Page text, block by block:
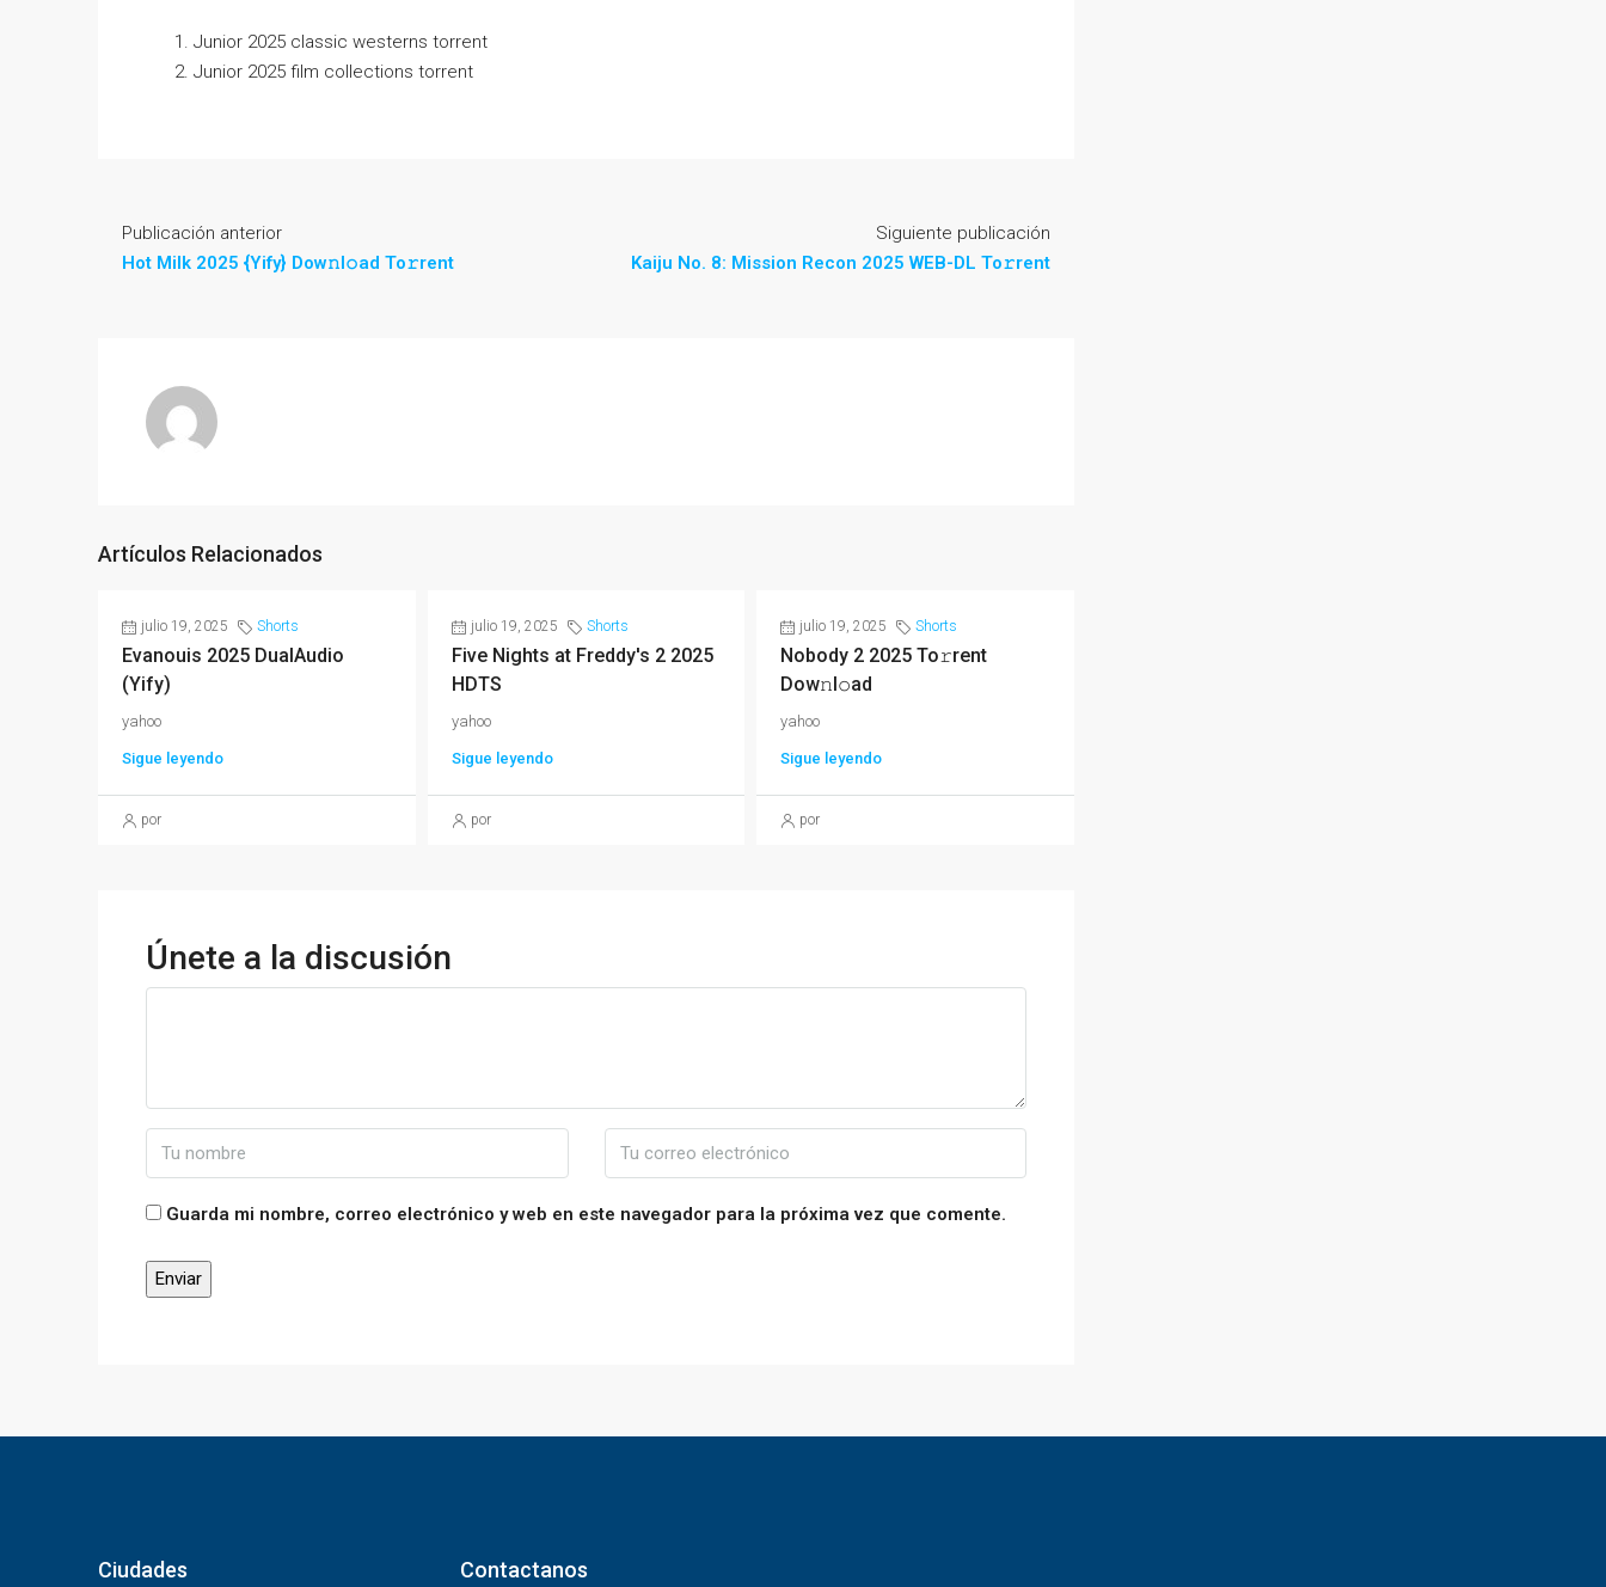
Junior 2025 classic westerns torrent
Junior 2025 film collections torrent
Publicación anterior
Hot Milk 2025 {Yify} Dow𝚗l𝚘ad To𝚛rent
Siguiente publicación
Kaiju No. 8: Mission Recon 2025 WEB-DL To𝚛rent
Artículos Relacionados
julio 19, 2025 Shorts
Evanouis 2025 DualAudio
(Yify)
yahoo
Sigue leyendo
por
julio 19, 2025 Shorts
Five Nights at Freddy's 2 2025
HDTS
yahoo
Sigue leyendo
por
julio 19, 2025 Shorts
Nobody 2 2025 To𝚛rent
Dow𝚗l𝚘ad
yahoo
Sigue leyendo
por
Únete a la discusión
Guarda mi nombre, correo electrónico y web en este navegador para la próxima vez que comente.
Ciudades Contactanos